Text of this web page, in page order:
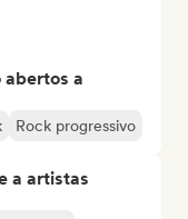
abertos a
Rock progressivo
a artistas